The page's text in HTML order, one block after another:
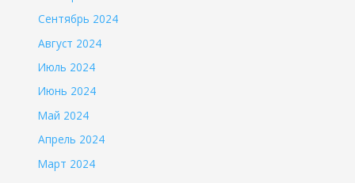
Сентябрь 2024
Август 2024
Июль 2024
Июнь 2024
Май 2024
Апрель 2024
Март 2024